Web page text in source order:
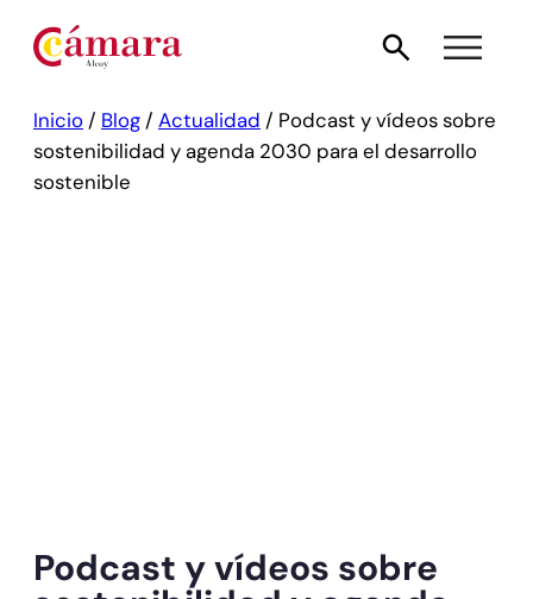
Inicio / Blog / Actualidad / Podcast y vídeos sobre
sostenibilidad y agenda 2030 para el desarrollo
sostenible
Podcast y vídeos sobre